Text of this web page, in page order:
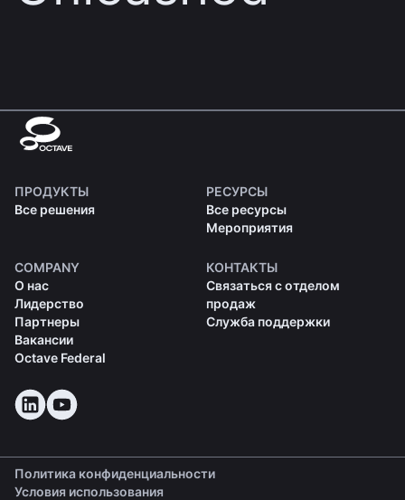
ПРОДУКТЫ
Все решения
РЕСУРСЫ
Все ресурсы
Мероприятия
COMPANY
О нас
Лидерство
Партнеры
Вакансии
Octave Federal
КОНТАКТЫ
Связаться с отделом
продаж
Служба поддержки
Политика конфиденциальности
Условия использования